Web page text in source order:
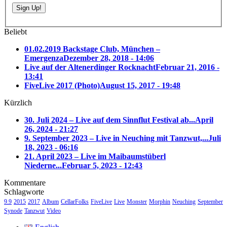
Beliebt
01.02.2019 Backstage Club, München –
EmergenzaDezember 28, 2018 - 14:06
Live auf der Altenerdinger RocknachtFebruar 21, 2016 -
13:41
FiveLive 2017 (Photo)August 15, 2017 - 19:48
Kürzlich
30. Juli 2024 – Live auf dem Sinnflut Festival ab...April
26, 2024 - 21:27
9. September 2023 – Live in Neuching mit Tanzwut,...Juli
18, 2023 - 06:16
21. April 2023 – Live im Maibaumstüberl
Niederne...Februar 5, 2023 - 12:43
Kommentare
Schlagworte
9.9 2015 2017 Album CellarFolks FiveLive Live Monster Morphin Neuching September
Synode Tanzwut Video